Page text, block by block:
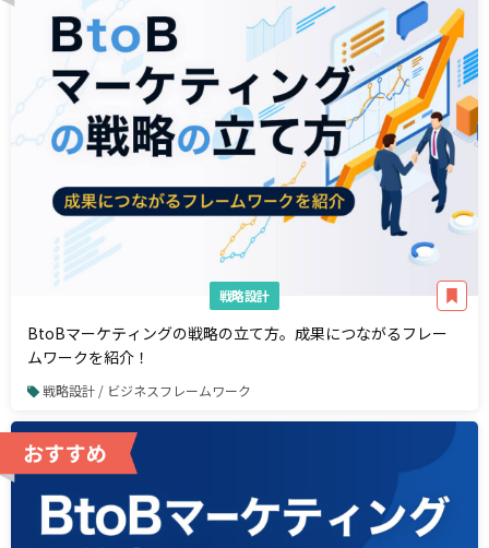
戦略設計
BtoBマーケティングの戦略の立て方。成果につながるフレー
ムワークを紹介！
戦略設計 / ビジネスフレームワーク